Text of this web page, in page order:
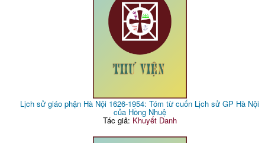
Lịch sử giáo phận Hà Nội 1626-1954: Tóm từ cuốn Lịch sử GP Hà Nội
của Hồng Nhuệ
Tác giả: Khuyết Danh